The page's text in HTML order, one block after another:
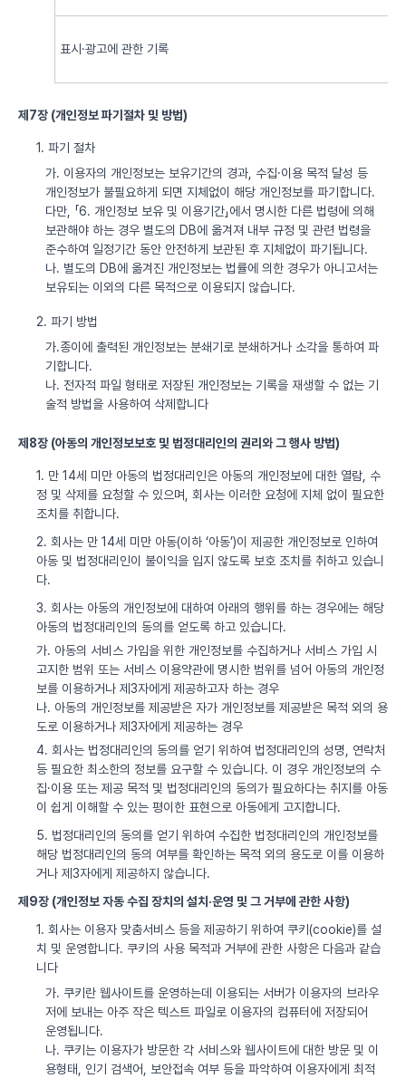
표시·광고에 관한 기록
제7장 (개인정보 파기절차 및 방법)
1. 파기 절차
가. 이용자의 개인정보는 보유기간의 경과, 수집·이용 목적 달성 등
개인정보가 불필요하게 되면 지체없이 해당 개인정보를 파기합니다.
다만, 「6. 개인정보 보유 및 이용기간」에서 명시한 다른 법령에 의해
보관해야 하는 경우 별도의 DB에 옮겨져 내부 규정 및 관련 법령을
준수하여 일정기간 동안 안전하게 보관된 후 지체없이 파기됩니다.
나. 별도의 DB에 옮겨진 개인정보는 법률에 의한 경우가 아니고서는
보유되는 이외의 다른 목적으로 이용되지 않습니다.
2. 파기 방법
가.종이에 출력된 개인정보는 분쇄기로 분쇄하거나 소각을 통하여 파
기합니다.
나. 전자적 파일 형태로 저장된 개인정보는 기록을 재생할 수 없는 기
술적 방법을 사용하여 삭제합니다
제8장 (아동의 개인정보보호 및 법정대리인의 권리와 그 행사 방법)
1. 만 14세 미만 아동의 법정대리인은 아동의 개인정보에 대한 열람, 수
정 및 삭제를 요청할 수 있으며, 회사는 이러한 요청에 지체 없이 필요한
조치를 취합니다.
2. 회사는 만 14세 미만 아동(이하 ‘아동’)이 제공한 개인정보로 인하여
아동 및 법정대리인이 불이익을 입지 않도록 보호 조치를 취하고 있습니
다.
3. 회사는 아동의 개인정보에 대하여 아래의 행위를 하는 경우에는 해당
아동의 법정대리인의 동의를 얻도록 하고 있습니다.
가. 아동의 서비스 가입을 위한 개인정보를 수집하거나 서비스 가입 시
고지한 범위 또는 서비스 이용약관에 명시한 범위를 넘어 아동의 개인정
보를 이용하거나 제3자에게 제공하고자 하는 경우
나. 아동의 개인정보를 제공받은 자가 개인정보를 제공받은 목적 외의 용
도로 이용하거나 제3자에게 제공하는 경우
4. 회사는 법정대리인의 동의를 얻기 위하여 법정대리인의 성명, 연락처
등 필요한 최소한의 정보를 요구할 수 있습니다. 이 경우 개인정보의 수
집·이용 또는 제공 목적 및 법정대리인의 동의가 필요하다는 취지를 아동
이 쉽게 이해할 수 있는 평이한 표현으로 아동에게 고지합니다.
5. 법정대리인의 동의를 얻기 위하여 수집한 법정대리인의 개인정보를
해당 법정대리인의 동의 여부를 확인하는 목적 외의 용도로 이를 이용하
거나 제3자에게 제공하지 않습니다.
제9장 (개인정보 자동 수집 장치의 설치·운영 및 그 거부에 관한 사항)
1. 회사는 이용자 맞춤서비스 등을 제공하기 위하여 쿠키(cookie)를 설
치 및 운영합니다. 쿠키의 사용 목적과 거부에 관한 사항은 다음과 같습
니다
가. 쿠키란 웹사이트를 운영하는데 이용되는 서버가 이용자의 브라우
저에 보내는 아주 작은 텍스트 파일로 이용자의 컴퓨터에 저장되어
운영됩니다.
나. 쿠키는 이용자가 방문한 각 서비스와 웹사이트에 대한 방문 및 이
용형태, 인기 검색어, 보안접속 여부 등을 파악하여 이용자에게 최적